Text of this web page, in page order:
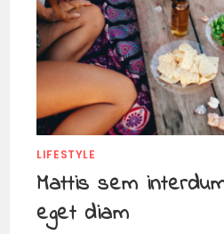
LIFESTYLE
Mattis sem
eget diam